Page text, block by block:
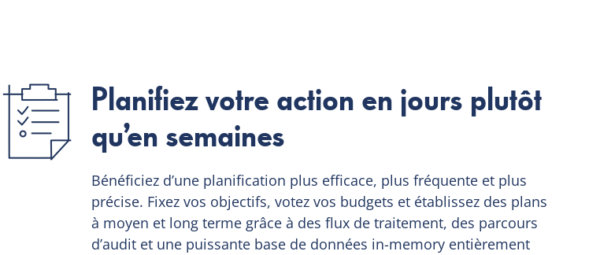
Planifiez votre action en jours plutôt
qu’en semaines
Bénéficiez d’une planification plus efficace, plus fréquente et plus
précise. Fixez vos objectifs, votez vos budgets et établissez des plans
à moyen et long terme grâce à des flux de traitement, des parcours
d’audit et une puissante base de données in-memory entièrement